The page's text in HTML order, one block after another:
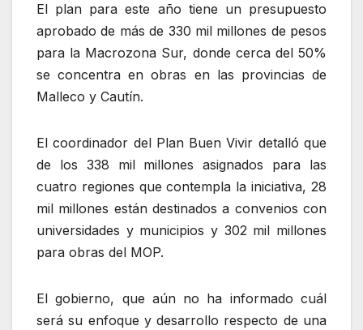
El plan para este año tiene un presupuesto
aprobado de más de 330 mil millones de pesos
para la Macrozona Sur, donde cerca del 50%
se concentra en obras en las provincias de
Malleco y Cautín.
El coordinador del Plan Buen Vivir detalló que
de los 338 mil millones asignados para las
cuatro regiones que contempla la iniciativa, 28
mil millones están destinados a convenios con
universidades y municipios y 302 mil millones
para obras del MOP.
El gobierno, que aún no ha informado cuál
será su enfoque y desarrollo respecto de una